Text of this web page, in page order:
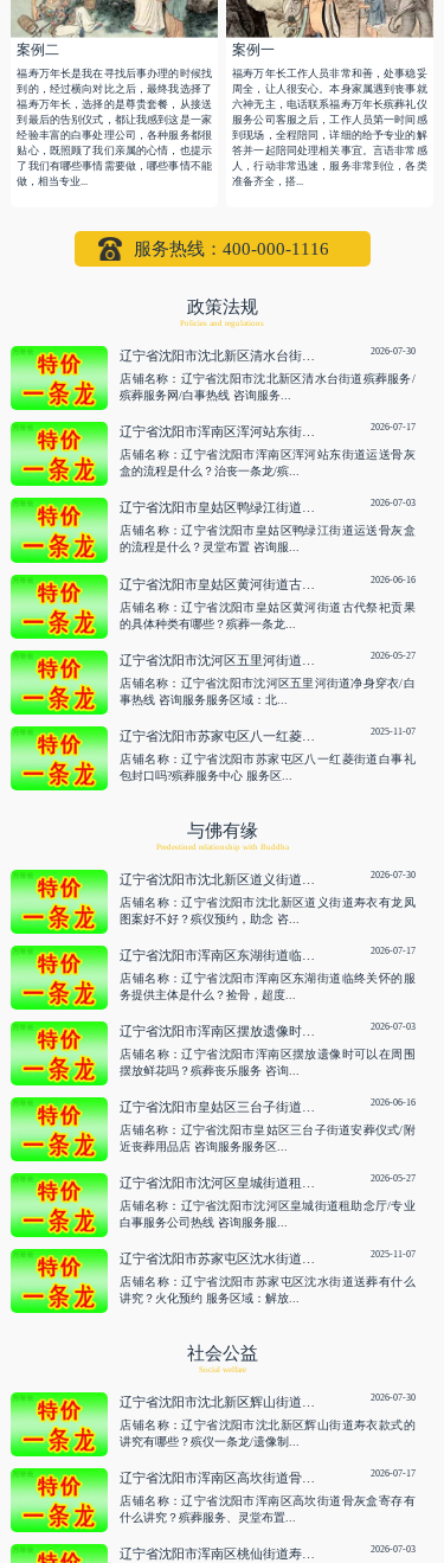
案例二
福寿万年长是我在寻找后事办理的时候找
到的，经过横向对比之后，最终我选择了
福寿万年长，选择的是尊贵套餐，从接送
到最后的告别仪式，都让我感到这是一家
经验丰富的白事处理公司，各种服务都很
贴心，既照顾了我们亲属的心情，也提示
了我们有哪些事情需要做，哪些事情不能
做，相当专业...
案例一
福寿万年长工作人员非常和善，处事稳妥
周全，让人很安心。本身家属遇到丧事就
六神无主，电话联系福寿万年长殡葬礼仪
服务公司客服之后，工作人员第一时间感
到现场，全程陪同，详细的给予专业的解
答并一起陪同处理相关事宜。言语非常感
人，行动非常迅速，服务非常到位，各类
准备齐全，搭...
服务热线：400-000-1116
政策法规
Policies and regulations
2026-07-30
店铺名称：辽宁省沈阳市沈北新区清水台街道殡葬服务/
殡葬服务网/白事热线 咨询服务...
2026-07-17
店铺名称：辽宁省沈阳市浑南区浑河站东街道运送骨灰
盒的流程是什么？治丧一条龙/殡...
辽宁省沈阳市皇姑区鸭绿江街道运送骨灰盒的流程是什么？灵堂布置 咨询服务 2026-07-03
店铺名称：辽宁省沈阳市皇姑区鸭绿江街道运送骨灰盒
的流程是什么？灵堂布置 咨询服...
2026-06-16
店铺名称：辽宁省沈阳市皇姑区黄河街道古代祭祀贡果
的具体种类有哪些？殡葬一条龙...
2026-05-27
店铺名称：辽宁省沈阳市沈河区五里河街道净身穿衣/白
事热线 咨询服务服务区域：北...
2025-11-07
店铺名称：辽宁省沈阳市苏家屯区八一红菱街道白事礼
包封口吗?殡葬服务中心 服务区...
与佛有缘
Predestined relationship with Buddha
2026-07-30
店铺名称：辽宁省沈阳市沈北新区道义街道寿衣有龙凤
图案好不好？殡仪预约，助念 咨...
2026-07-17
店铺名称：辽宁省沈阳市浑南区东湖街道临终关怀的服
务提供主体是什么？捡骨，超度...
2026-07-03
店铺名称：辽宁省沈阳市浑南区摆放遗像时可以在周围
摆放鲜花吗？殡葬丧乐服务 咨询...
2026-06-16
店铺名称：辽宁省沈阳市皇姑区三台子街道安葬仪式/附
近丧葬用品店 咨询服务服务区...
2026-05-27
店铺名称：辽宁省沈阳市沈河区皇城街道租助念厅/专业
白事服务公司热线 咨询服务服...
2025-11-07
店铺名称：辽宁省沈阳市苏家屯区沈水街道送葬有什么
讲究？火化预约 服务区域：解放...
社会公益
Social welfare
2026-07-30
店铺名称：辽宁省沈阳市沈北新区辉山街道寿衣款式的
讲究有哪些？殡仪一条龙/遗像制...
2026-07-17
店铺名称：辽宁省沈阳市浑南区高坎街道骨灰盒寄存有
什么讲究？殡葬服务、灵堂布置...
2026-07-03